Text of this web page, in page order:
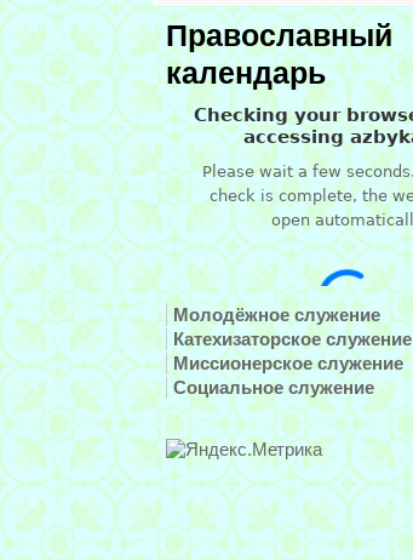
Православный
календарь
Молодёжное служение
Катехизаторское служение
Миссионерское служение
Социальное служение